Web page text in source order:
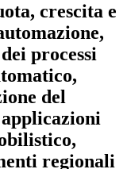
crescita e
processi
del
regionali